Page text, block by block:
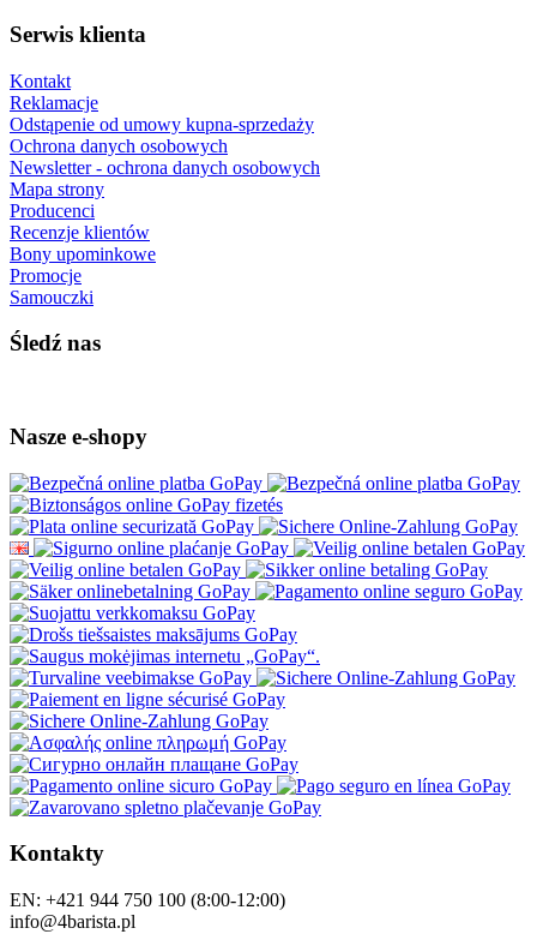
Serwis klienta
Kontakt
Reklamacje
Odstąpenie od umowy kupna-sprzedaży
Ochrona danych osobowych
Newsletter - ochrona danych osobowych
Mapa strony
Producenci
Recenzje klientów
Bony upominkowe
Promocje
Samouczki
Śledź nas
Nasze e-shopy
Kontakty
EN: +421 944 750 100 (8:00-12:00)
info@4barista.pl